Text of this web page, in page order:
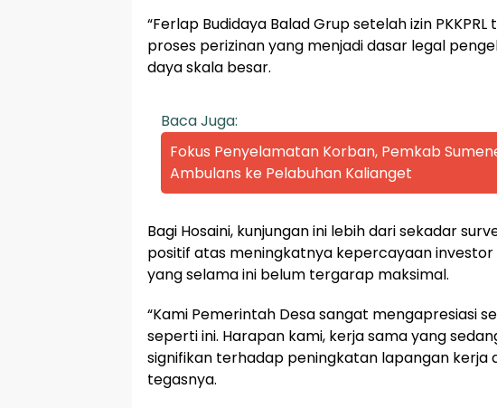
“Ferlap Budidaya Balad Grup setelah izin
proses perizinan yang menjadi dasar legal
daya skala besar.
Baca Juga:
Fokus Penyelamatan Korban, Pemkab
Ambulans ke Pelabuhan Kalianget
Bagi Hosaini, kunjungan ini lebih dari sekadar
positif atas meningkatnya kepercayaan
yang selama ini belum tergarap maksimal.
“Kami Pemerintah Desa sangat mengapresiasi
seperti ini. Harapan kami, kerja sama yang
signifikan terhadap peningkatan lapangan kerja
tegasnya.